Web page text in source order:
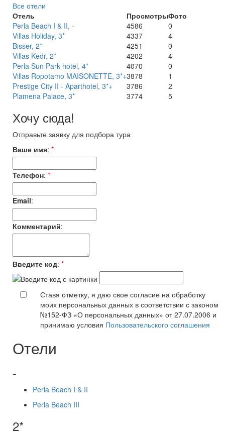
Все отели
Отель
ПросмотрыФото
Perla Beach I & II, -
4586
0
Villas Holiday, 3*
4337
4
Bisser, 2*
4251
0
Villas Kedr, 2*
4202
4
Perla Sun Park hotel, 4*
4070
0
Villas Ropotamo MAISONETTE, 3*+3878
1
Prestige City II - Aparthotel, 3*+
3786
2
Plamena Palace, 3*
3774 5
Хочу сюда!
Отправьте заявку для подбора тура
Ваше имя: *
Телефон: *
Email:
Комментарий:
Введите код: *
Ставя отметку, я даю свое согласие на обработку
моих персональных данных в соответствии с законом
№152-ФЗ «О персональных данных» от 27.07.2006 и
принимаю условия Пользовательского соглашения
Отели
-
Perla Beach I & II
Perla Beach III
2*